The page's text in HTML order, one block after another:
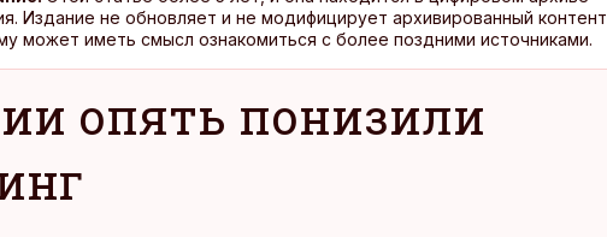
Издание не обновляет и не модифицирует архивированный контент,
может иметь смысл ознакомиться с более поздними источниками.
опять понизили